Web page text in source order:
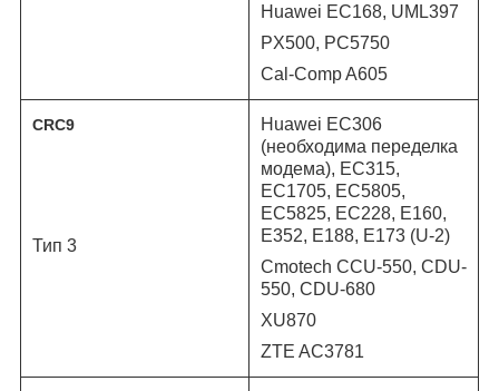
Huawei EC168, UML397
PX500, PC5750
Cal-Comp A605
CRC9
Тип 3
Huawei EC306
(необходима переделка
модема), EC315,
EC1705, EC5805,
EC5825, EC228, E160,
E352, E188, E173 (U-2)
Cmotech CCU-550, CDU-
550, CDU-680
XU870
ZTE AC3781